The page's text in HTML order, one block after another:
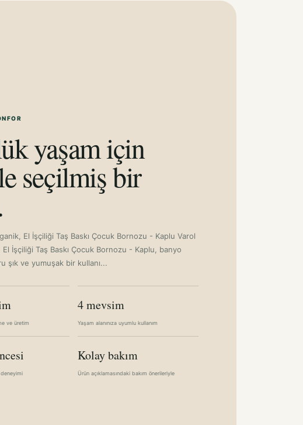
yaşam için
seçilmiş bir
El İşçiliği Taş Baskı Çocuk Bornozu - Kaplu Varol
El İşçiliği Taş Baskı Çocuk Bornozu - Kaplu, banyo
şık ve yumuşak bir kullanı...
ve üretim
4 mevsim
Yaşam alanınıza uyumlu kullanım
Kolay bakım
Ürün açıklamasındaki bakım önerileriyle